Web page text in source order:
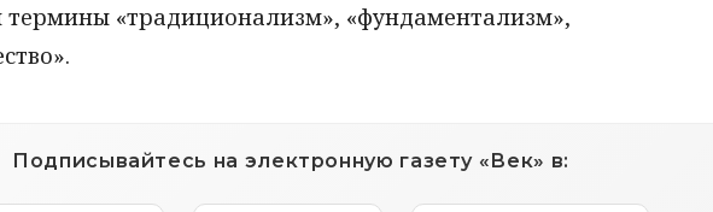
термины «традиционализм», «фундаментализм»,
Подписывайтесь на электронную газету «Век» в: